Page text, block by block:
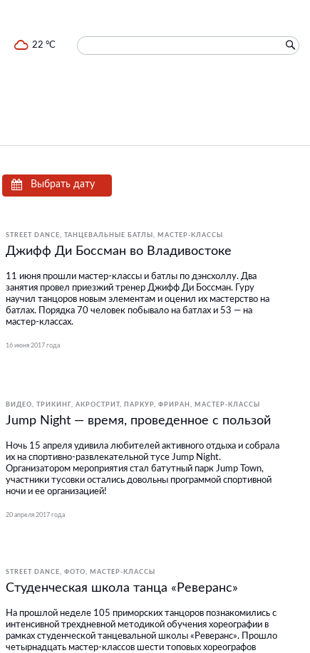
22 °C
Выбрать дату
STREET DANCE ТАНЦЕВАЛЬНЫЕ БАТЛЫ МАСТЕР-КЛАССЫ
Джифф Ди Боссман во Владивостоке
11 июня прошли мастер-классы и батлы по дэнсхоллу. Два
занятия провел приезжий тренер Джифф Ди Боссман. Гуру
научил танцоров новым элементам и оценил их мастерство на
батлах. Порядка 70 человек побывало на батлах и 53 — на
мастер-классах.
16 июня 2017 года
ВИДЕО ТРИКИНГ, АКРОСТРИТ, ПАРКУР, ФРИРАН МАСТЕР-КЛАССЫ
Jump Night — время, проведенное с пользой
Ночь 15 апреля удивила любителей активного отдыха и собрала
их на спортивно-развлекательной тусе Jump Night.
Организатором мероприятия стал батутный парк Jump Town,
участники тусовки остались довольны программой спортивной
ночи и ее организацией!
20 апреля 2017 года
STREET DANCE ФОТО МАСТЕР-КЛАССЫ
Студенческая школа танца «Реверанс»
На прошлой неделе 105 приморских танцоров познакомились с
интенсивной трехдневной методикой обучения хореографии в
рамках студенческой танцевальной школы «Реверанс». Прошло
четырнадцать мастер-классов шести топовых хореографов